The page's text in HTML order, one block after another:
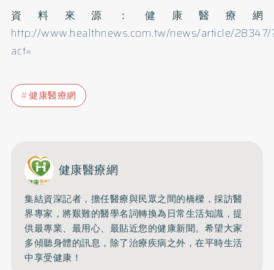
資料來源：健康醫療網
http://www.healthnews.com.tw/news/article/28347/
act=
健康醫療網
健康醫療網
集結資深記者，擔任醫療與民眾之間的橋樑，採訪醫
界專家，將艱難的醫學名詞轉換為日常生活知識，提
供最專業、最用心、最貼近您的健康新聞。希望大家
多傾聽身體的訊息，除了治療疾病之外，在平時生活
中享受健康！